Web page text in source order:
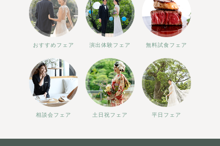
おすすめフェア 演出体験フェア 無料試食フェア
相談会フェア 土日祝フェア 平日フェア